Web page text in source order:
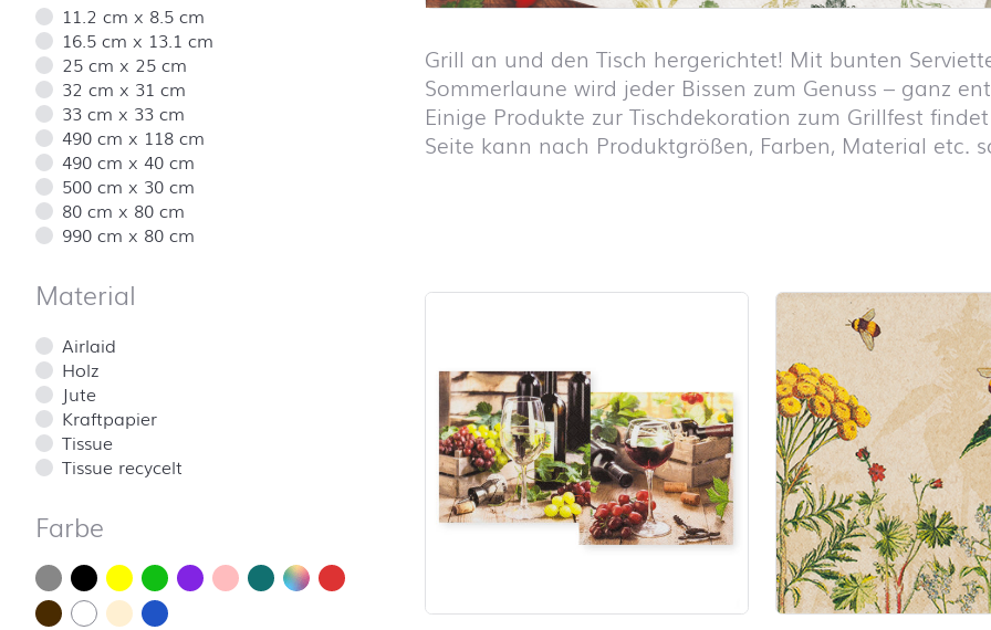
Grill an und den Tisch hergerichtet! Mit bunten
Sommerlaune wird jeder Bissen zum Genuss – ganz
Einige Produkte zur Tischdekoration zum Grillfest
Seite kann nach Produktgrößen, Farben, Material etc.
11.2 cm x 8.5 cm
16.5 cm x 13.1 cm
25 cm x 25 cm
32 cm x 31 cm
33 cm x 33 cm
490 cm x 118 cm
490 cm x 40 cm
500 cm x 30 cm
80 cm x 80 cm
990 cm x 80 cm
Material
Airlaid
Holz
Jute
Kraftpapier
Tissue
Tissue recycelt
Farbe